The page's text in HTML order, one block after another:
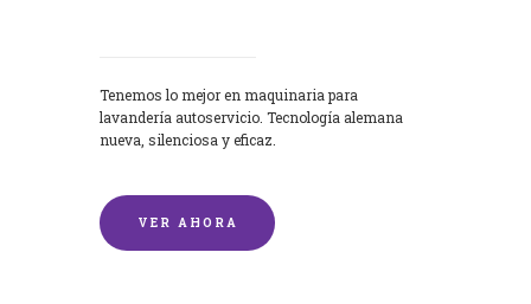
Tenemos lo mejor en maquinaria para
lavandería autoservicio. Tecnología alemana
nueva, silenciosa y eficaz.
VER AHORA